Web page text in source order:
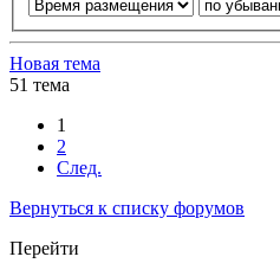
Новая тема
51 тема
1
2
След.
Вернуться к списку форумов
Перейти